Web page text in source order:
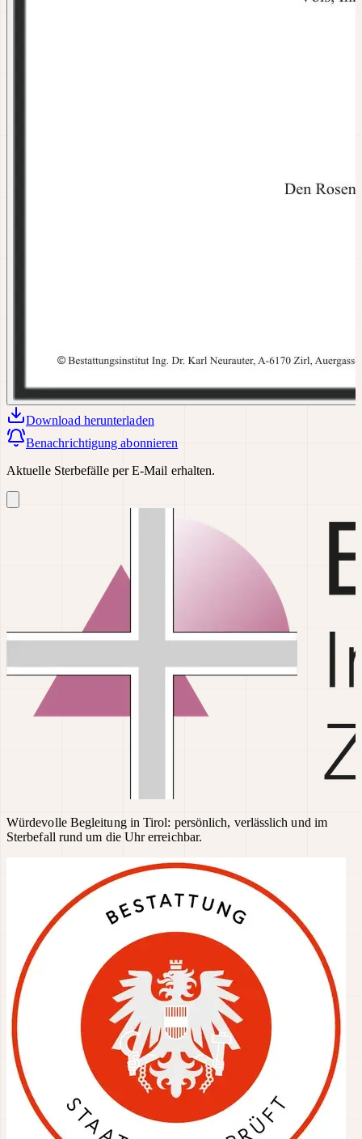
Download herunterladen
Benachrichtigung abonnieren
Aktuelle Sterbefälle per E-Mail erhalten.
Würdevolle Begleitung in Tirol: persönlich, verlässlich und im
Sterbefall rund um die Uhr erreichbar.